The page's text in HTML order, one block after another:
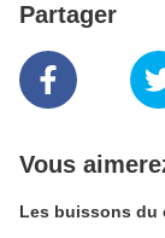
Partager
Vous
Les buissons